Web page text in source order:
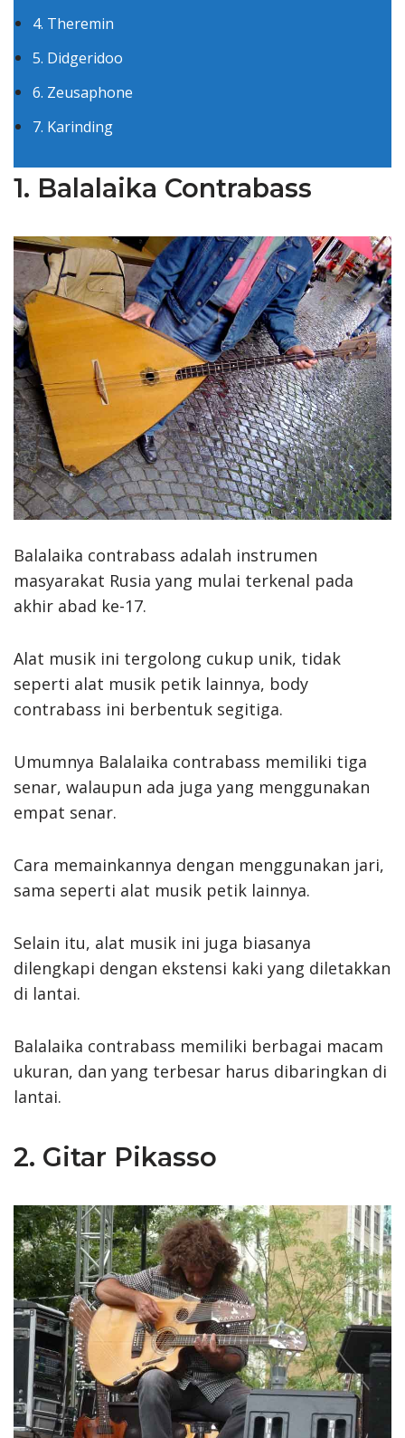
4. Theremin
5. Didgeridoo
6. Zeusaphone
7. Karinding
1. Balalaika Contrabass
Balalaika contrabass adalah instrumen
masyarakat Rusia yang mulai terkenal pada
akhir abad ke-17.
Alat musik ini tergolong cukup unik, tidak
seperti alat musik petik lainnya, body
contrabass ini berbentuk segitiga.
Umumnya Balalaika contrabass memiliki tiga
senar, walaupun ada juga yang menggunakan
empat senar.
Cara memainkannya dengan menggunakan jari,
sama seperti alat musik petik lainnya.
Selain itu, alat musik ini juga biasanya
dilengkapi dengan ekstensi kaki yang diletakkan
di lantai.
Balalaika contrabass memiliki berbagai macam
ukuran, dan yang terbesar harus dibaringkan di
lantai.
2. Gitar Pikasso